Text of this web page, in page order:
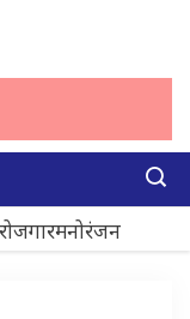
मनोरंजन